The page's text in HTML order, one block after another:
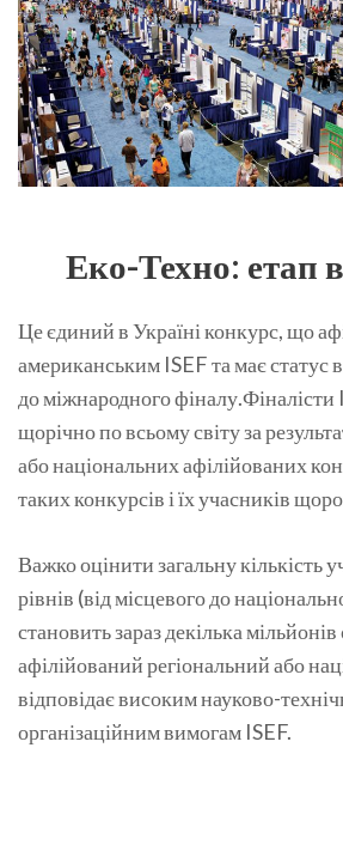
Еко-Техно: етап
Це єдиний в Україні конкурс, що
американським ISEF та має статус
до міжнародного фіналу.Фіналісти
щорічно по всьому світу за
або національних афілійованих
таких конкурсів і їх учасників
Важко оцінити загальну кількість
рівнів (від місцевого до
становить зараз декілька
афілійований регіональний або
відповідає високим науково-
організаційним вимогам ISEF.